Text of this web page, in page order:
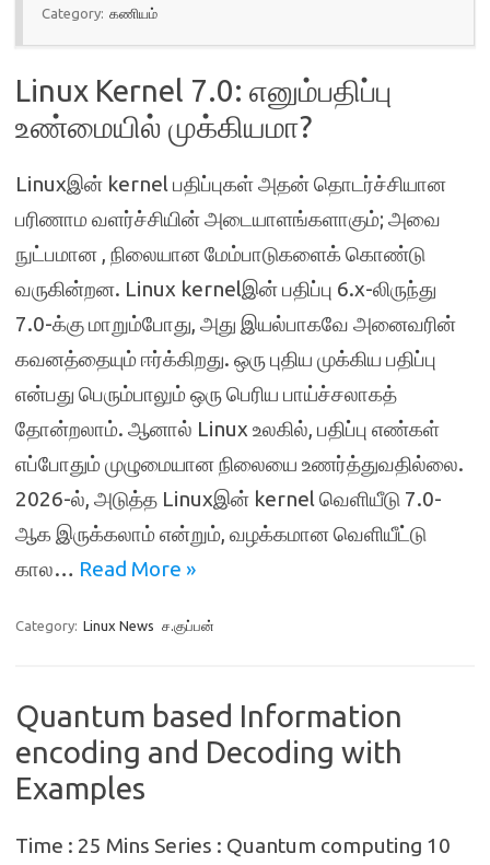
Category: கணியம்
Linux Kernel 7.0: எனும்பதிப்பு
உண்மையில் முக்கியமா?
Linuxஇன் kernel பதிப்புகள் அதன் தொடர்ச்சியான
பரிணாம வளர்ச்சியின் அடையாளங்களாகும்; அவை
நுட்பமான , நிலையான மேம்பாடுகளைக் கொண்டு
வருகின்றன. Linux kernelஇன் பதிப்பு 6.x-லிருந்து
7.0-க்கு மாறும்போது, ​​அது இயல்பாகவே அனைவரின்
கவனத்தையும் ஈர்க்கிறது. ஒரு புதிய முக்கிய பதிப்பு
என்பது பெரும்பாலும் ஒரு பெரிய பாய்ச்சலாகத்
தோன்றலாம். ஆனால் Linux உலகில், பதிப்பு எண்கள்
எப்போதும் முழுமையான நிலையை உணர்த்துவதில்லை.
2026-ல், அடுத்த Linuxஇன் kernel வெளியீடு 7.0-
ஆக இருக்கலாம் என்றும், வழக்கமான வெளியீட்டு
கால… Read More »
Category: Linux News ச.குப்பன்
Quantum based Information
encoding and Decoding with
Examples
Time : 25 Mins Series : Quantum computing 10